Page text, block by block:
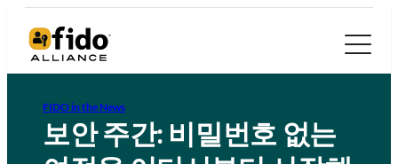
FIDO in the News
보안 주간: 비밀번호 없는